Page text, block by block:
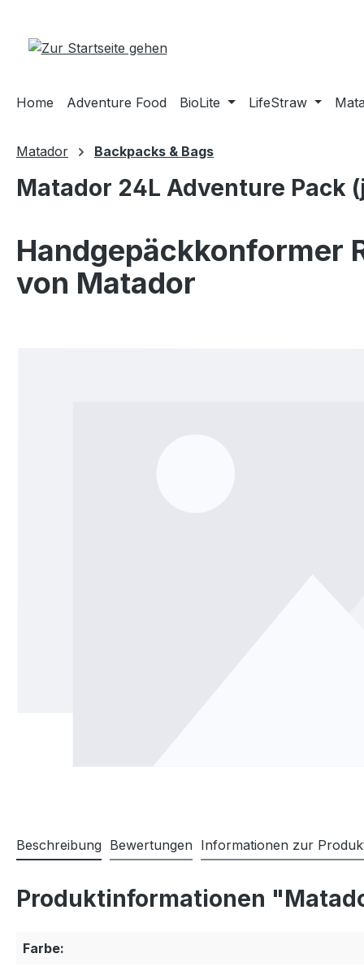
Home Adventure Food BioLite LifeStraw
Matador Backpacks & Bags
Matador 24L Adventure Pack
Handgepäckkonformer
von Matador
Beschreibung Bewertungen Informationen zur
Produktinformationen
Farbe: